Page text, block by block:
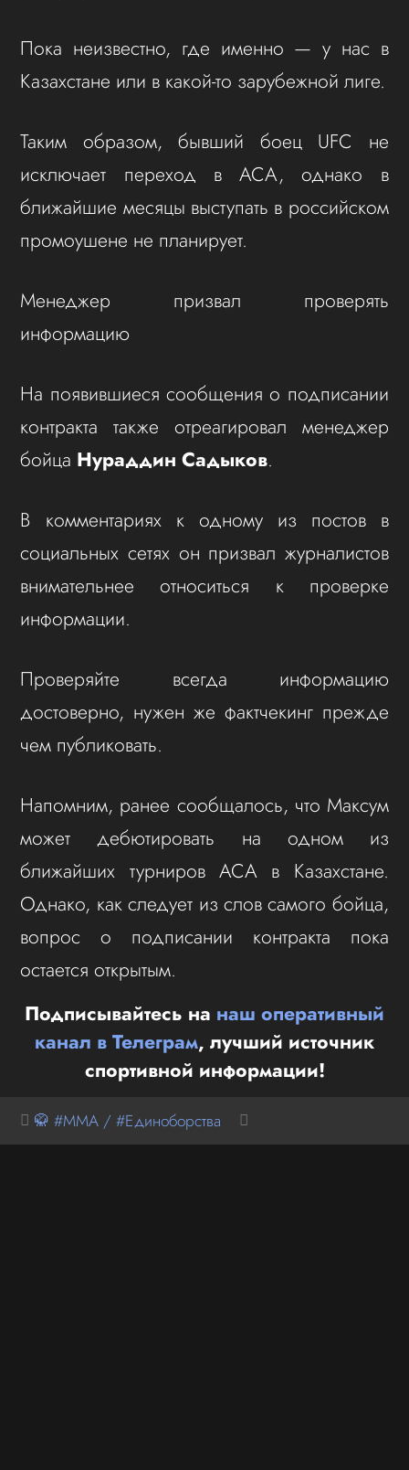
Пока неизвестно, где именно — у нас в
Казахстане или в какой-то зарубежной лиге.
Таким образом, бывший боец UFC не
исключает переход в ACA, однако в
ближайшие месяцы выступать в российском
промоушене не планирует.
Менеджер призвал проверять
информацию
На появившиеся сообщения о подписании
контракта также отреагировал менеджер
бойца Нураддин Садыков.
В комментариях к одному из постов в
социальных сетях он призвал журналистов
внимательнее относиться к проверке
информации.
Проверяйте всегда информацию
достоверно, нужен же фактчекинг прежде
чем публиковать.
Напомним, ранее сообщалось, что Максум
может дебютировать на одном из
ближайших турниров ACA в Казахстане.
Однако, как следует из слов самого бойца,
вопрос о подписании контракта пока
остается открытым.
Подписывайтесь на наш оперативный
канал в Телеграм, лучший источник
спортивной информации!
🥋 #MMA / #Единоборства